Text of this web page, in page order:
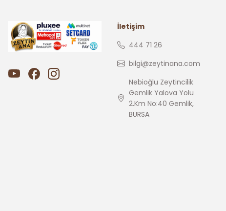
İletişim
444 71 26
bilgi@zeytinana.com
Nebioğlu Zeytincilik
Gemlik Yalova Yolu
2.Km No:40 Gemlik,
BURSA